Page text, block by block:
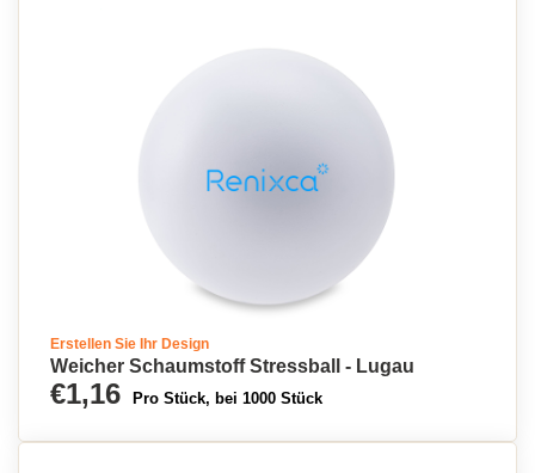
Erstellen Sie Ihr Design
Weicher Schaumstoff Stressball - Lugau
€1,16 Pro Stück, bei 1000 Stück